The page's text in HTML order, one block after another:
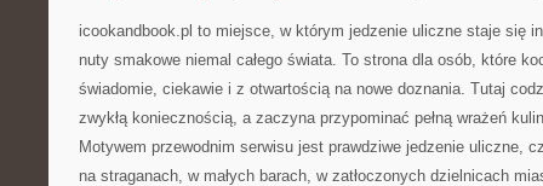
icookandbook.pl to miejsce, w którym jedzenie uliczne staje się
nuty smakowe niemal całego świata. To strona dla osób, które
świadomie, ciekawie i z otwartością na nowe doznania. Tutaj
zwykłą koniecznością, a zaczyna przypominać pełną wrażeń
Motywem przewodnim serwisu jest prawdziwe jedzenie uliczne,
na straganach, w małych barach, w zatłoczonych dzielnicach